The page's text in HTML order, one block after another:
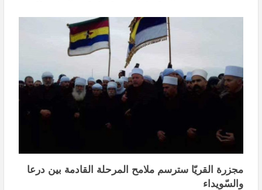
مجزرة القريّا سترسم ملامح المرحلة القادمة بين درعا
والسّويداء